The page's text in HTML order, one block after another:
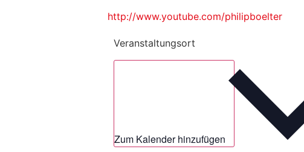
http://www.youtube.com/philipboelter
Veranstaltungsort
Zum Kalender hinzufügen